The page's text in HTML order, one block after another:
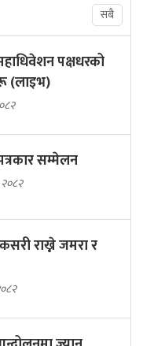
सबै
पक्षधरको
(लाइभ)
सम्मेलन
राख्ने जमरा र